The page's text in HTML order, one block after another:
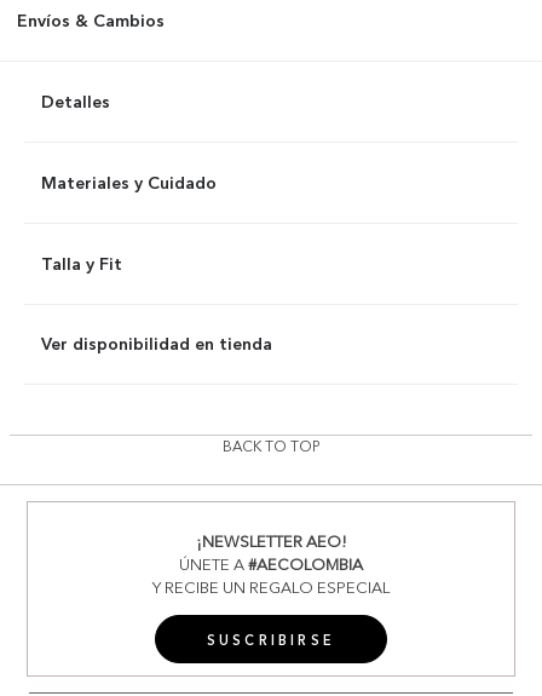
Envíos & Cambios
Detalles
Materiales y Cuidado
Talla y Fit
Ver disponibilidad en tienda
BACK TO TOP
¡NEWSLETTER AEO!
ÚNETE A#AECOLOMBIA
Y RECIBE UN REGALO ESPECIAL
SUSCRIBIRSE